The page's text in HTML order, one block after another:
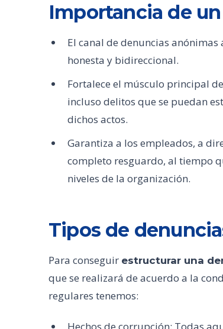
Importancia de
El canal de denuncias
honesta y bidireccional.
Fortalece el músculo principal
incluso delitos que se puedan
dichos actos.
Garantiza a los empleados, a
completo resguardo, al tiempo
niveles de la organización.
Tipos de
Para conseguir estructurar una
que se realizará de acuerdo a la
regulares tenemos: